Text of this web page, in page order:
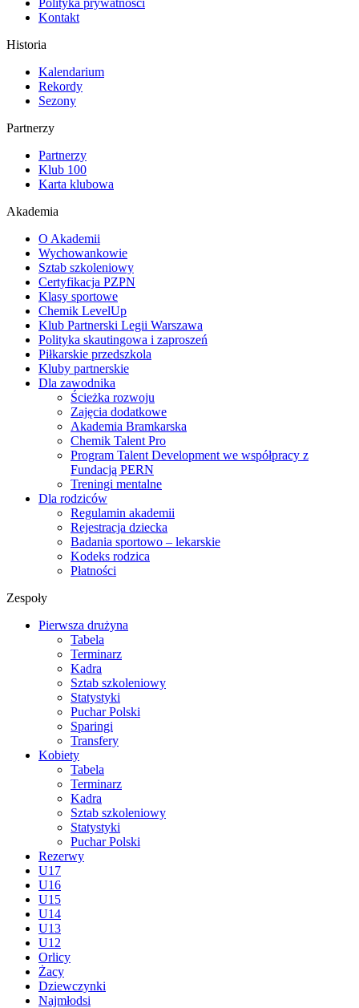
Kontakt
Historia
Kalendarium
Rekordy
Sezony
Partnerzy
Partnerzy
Klub 100
Karta klubowa
Akademia
O Akademii
Wychowankowie
Sztab szkoleniowy
Certyfikacja PZPN
Klasy sportowe
Chemik LevelUp
Klub Partnerski Legii Warszawa
Polityka skautingowa i zaproszeń
Piłkarskie przedszkola
Kluby partnerskie
Dla zawodnika
Ścieżka rozwoju
Zajęcia dodatkowe
Akademia Bramkarska
Chemik Talent Pro
Program Talent Development we współpracy z
Fundacją PERN
Treningi mentalne
Dla rodziców
Regulamin akademii
Rejestracja dziecka
Badania sportowo – lekarskie
Kodeks rodzica
Płatności
Zespoły
Pierwsza drużyna
Tabela
Terminarz
Kadra
Sztab szkoleniowy
Statystyki
Puchar Polski
Sparingi
Transfery
Kobiety
Tabela
Terminarz
Kadra
Sztab szkoleniowy
Statystyki
Puchar Polski
Rezerwy
U17
U16
U15
U14
U13
U12
Orlicy
Żacy
Dziewczynki
Najmłodsi